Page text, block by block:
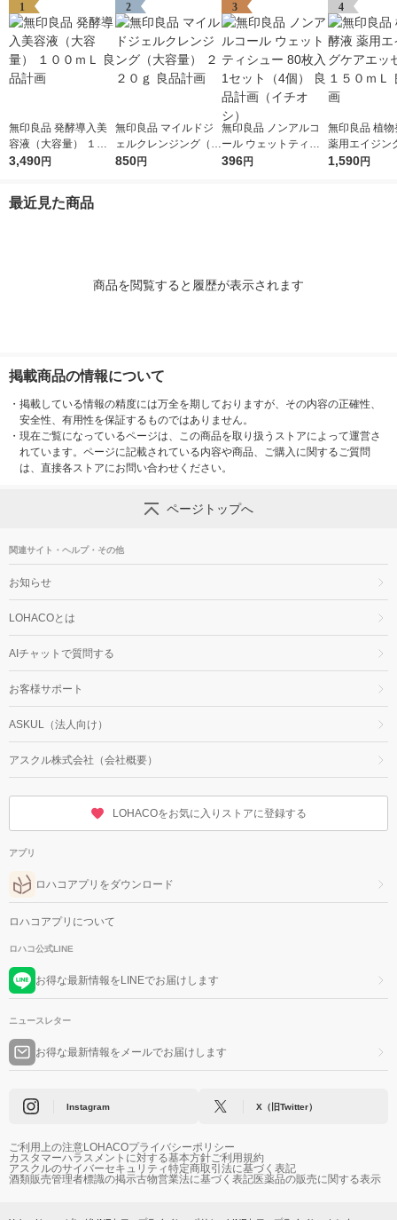
1
無印良品 発酵導入美
容液（大容量） １０
０ｍＬ 良品計画
3,490円
2
無印良品 マイルドジ
ェルクレンジング（大
容量） ２２０ｇ 良品
850円
3
無印良品 ノンアルコ
ール ウェットティシ
ュー 80枚入 1セット
396円
4
無印良品 植物
薬用エイジン
ッセンス １
1,590円
最近見た商品
商品を閲覧すると履歴が表示されます
掲載商品の情報について
・ 掲載している情報の精度には万全を期しておりますが、その内容の正確性、
安全性、有用性を保証するものではありません。
・ 現在ご覧になっているページは、この商品を取り扱うストアによって運営さ
れています。ページに記載されている内容や商品、ご購入に関するご質問
は、直接各ストアにお問い合わせください。
ページトップへ
関連サイト・ヘルプ・その他
お知らせ
LOHACOとは
AIチャットで質問する
お客様サポート
ASKUL（法人向け）
アスクル株式会社（会社概要）
LOHACOをお気に入りストアに登録する
アプリ
ロハコアプリをダウンロード
ロハコアプリについて
ロハコ公式LINE
お得な最新情報をLINEでお届けします
ニュースレター
お得な最新情報をメールでお届けします
Instagram X（旧Twitter）
ご利用上の注意LOHACOプライバシーポリシー
カスタマーハラスメントに対する基本方針ご利用規約
アスクルのサイバーセキュリティ特定商取引法に基づく表記
酒類販売管理者標識の掲示古物営業法に基づく表記医薬品の販売に関する表示